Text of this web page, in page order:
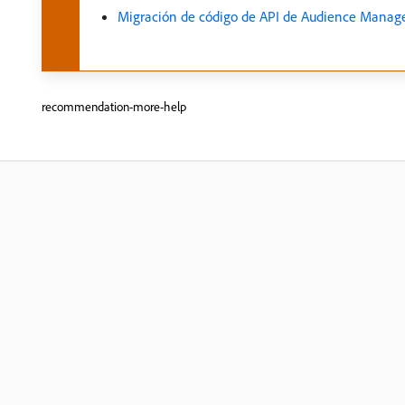
Migración de código de API de Audience
recommendation-more-help